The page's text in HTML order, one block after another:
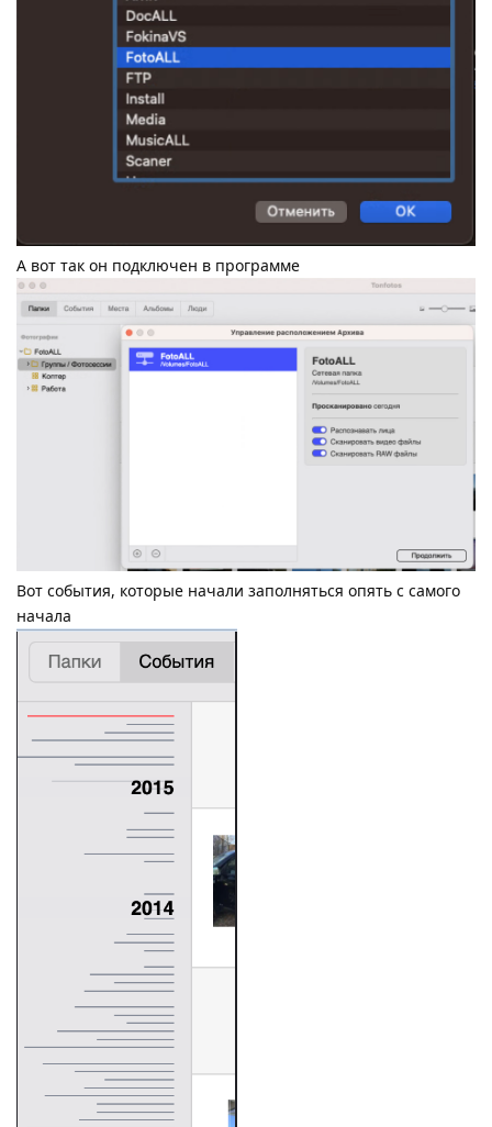
А вот так он подключен в программе
Вот события, которые начали заполняться опять с самого
начала